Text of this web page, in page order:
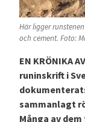
Här ligger
och cement. Foto:
EN KRÖNIKA
runinskrift i
sammanlagt
Många av